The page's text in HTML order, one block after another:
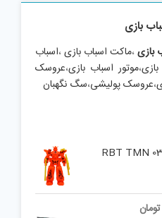
بازی
بازی،ماکت اسباب بازی،اسباب
،موتور اسباب بازی،عروسک
،عروسک پولیشی،سگ نگهبان
تومان